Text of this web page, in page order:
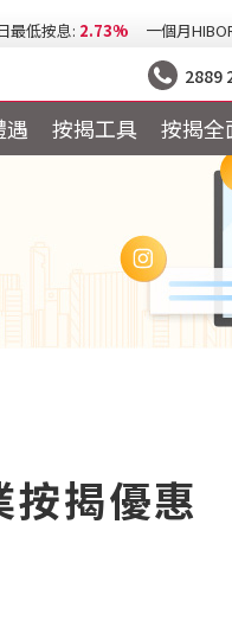
最低按息: 2.73% 一個月
今日最低H按:
2889
遇 按揭工具 按揭全
按揭優惠